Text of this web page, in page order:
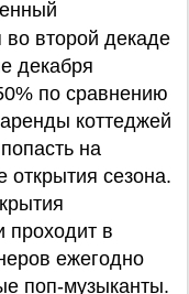
во второй декаде
декабря
по сравнению
коттеджей
на
сезона.
проходит в
ежегодно
поп-музыканты.